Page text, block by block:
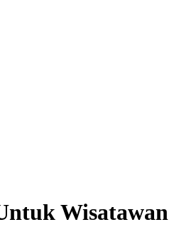
Wisatawan